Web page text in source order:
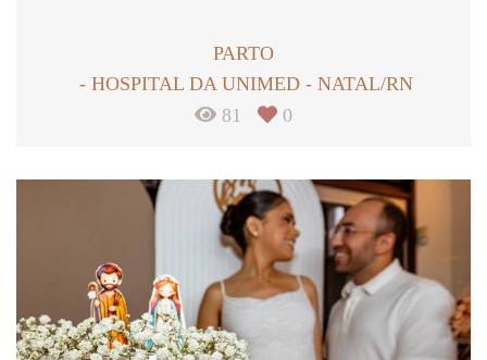
PARTO
HOSPITAL DA UNIMED - NATAL/RN
81
0